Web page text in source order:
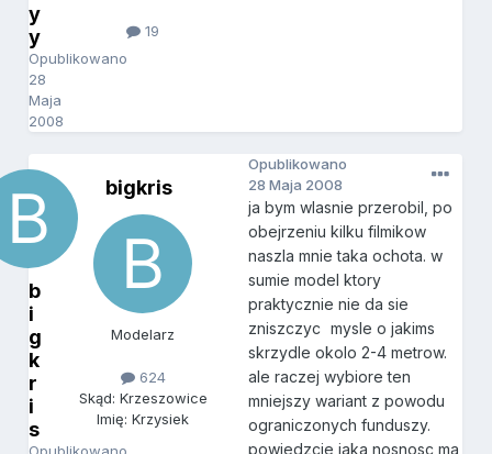
y
y
Opublikowano
28
Maja
2008
19
b
i
g
k
r
i
s
bigkris
Modelarz
624
Skąd: Krzeszowice
Imię: Krzysiek
Opublikowano
28 Maja 2008
ja bym wlasnie przerobil, po
obejrzeniu kilku filmikow
naszla mnie taka ochota. w
sumie model ktory
praktycznie nie da sie
zniszczyc mysle o jakims
skrzydle okolo 2-4 metrow.
ale raczej wybiore ten
mniejszy wariant z powodu
ograniczonych funduszy.
powiedzcie jaka nosnosc ma